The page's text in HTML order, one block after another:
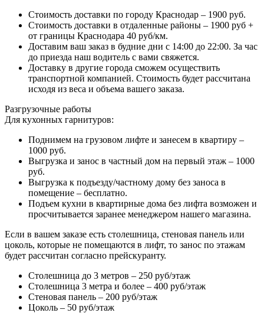
Стоимость доставки по городу Краснодар – 1900 руб.
Стоимость доставки в отдаленные районы – 1900 руб +
от границы Краснодара 40 руб/км.
Доставим ваш заказ в будние дни с 14:00 до 22:00. За час
до приезда наш водитель с вами свяжется.
Доставку в другие города сможем осуществить
транспортной компанией. Стоимость будет рассчитана
исходя из веса и объема вашего заказа.
Разгрузочные работы
Для кухонных гарнитуров:
Поднимем на грузовом лифте и занесем в квартиру –
1000 руб.
Выгрузка и занос в частный дом на первый этаж – 1000
руб.
Выгрузка к подъезду/частному дому без заноса в
помещение – бесплатно.
Подъем кухни в квартирные дома без лифта возможен и
просчитывается заранее менеджером нашего магазина.
Если в вашем заказе есть столешница, стеновая панель или
цоколь, которые не помещаются в лифт, то занос по этажам
будет рассчитан согласно прейскуранту.
Столешница до 3 метров – 250 руб/этаж
Столешница 3 метра и более – 400 руб/этаж
Стеновая панель – 200 руб/этаж
Цоколь – 50 руб/этаж